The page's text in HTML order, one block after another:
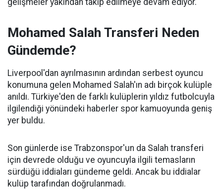
gelişmeler yakından takip edilmeye devam ediyor.
Mohamed Salah Transferi Neden
Gündemde?
Liverpool'dan ayrılmasının ardından serbest oyuncu
konumuna gelen Mohamed Salah'ın adı birçok kulüple
anıldı. Türkiye'den de farklı kulüplerin yıldız futbolcuyla
ilgilendiği yönündeki haberler spor kamuoyunda geniş
yer buldu.
Son günlerde ise Trabzonspor'un da Salah transferi
için devrede olduğu ve oyuncuyla ilgili temasların
sürdüğü iddiaları gündeme geldi. Ancak bu iddialar
kulüp tarafından doğrulanmadı.